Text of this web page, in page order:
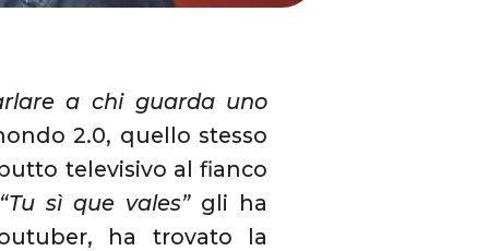
a chi guarda uno
2.0, quello stesso
televisivo al fianco
“Tu sì que vales”gli ha
ha trovato la